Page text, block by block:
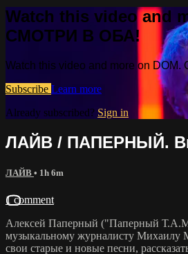
Watch this video and
СМОТРИ В ОБА!
Watch this video and more on
Subscribe Learn more
Already subscribed? Sign in
ЛАЙВ / ПАПЕРНЫЙ.
ЛАЙВ • 1h 6m
1 comment
Алексей Паперный ("Паперный
музыкальному журналисту Михаилу
свои старые и новые песни,